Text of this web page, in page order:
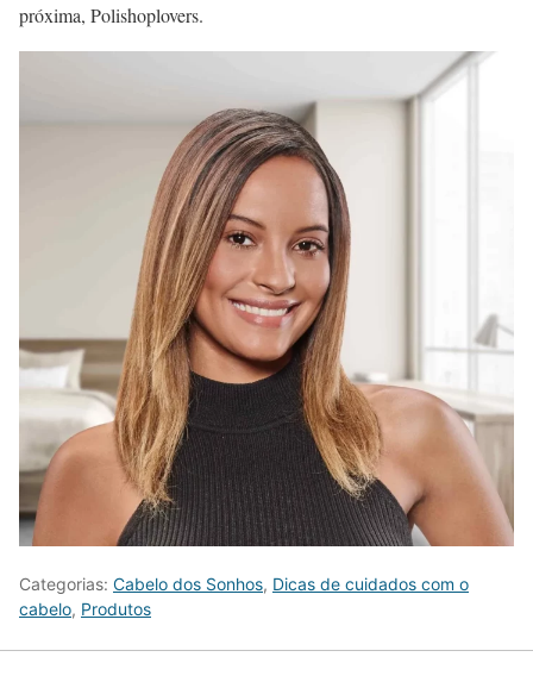
próxima, Polishoplovers.
Categorias: Cabelo dos Sonhos, Dicas de cuidados com o
cabelo, Produtos